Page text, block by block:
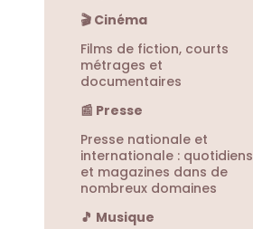
🎬 Cinéma
Films de fiction, courts
métrages et
documentaires
📰 Presse
Presse nationale et
internationale : quotidiens
et magazines dans de
nombreux domaines
🎵 Musique